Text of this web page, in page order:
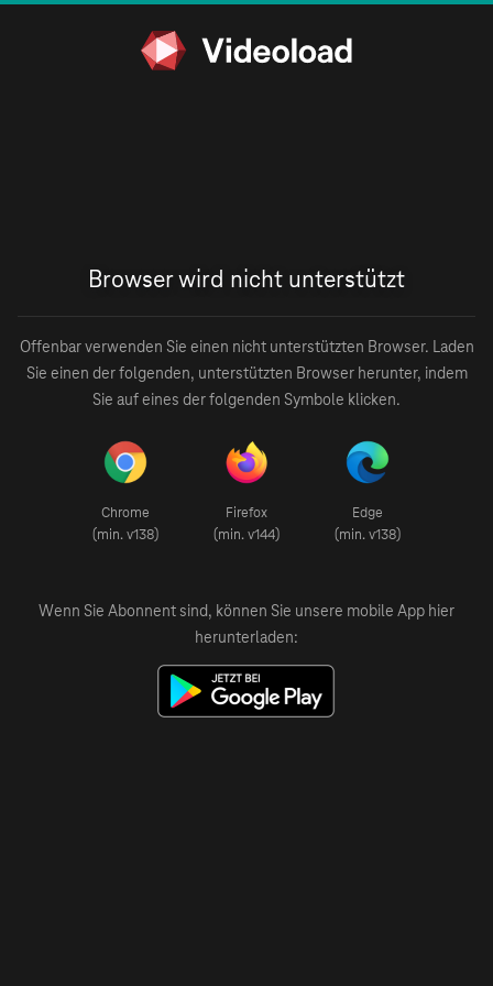
Browser wird nicht unterstützt
Offenbar verwenden Sie einen nicht unterstützten Browser. Laden
Sie einen der folgenden, unterstützten Browser herunter, indem
Sie auf eines der folgenden Symbole klicken.
Chrome
(min. v138)
Firefox
(min. v144)
Edge
(min. v138)
Wenn Sie Abonnent sind, können Sie unsere mobile App hier
herunterladen: